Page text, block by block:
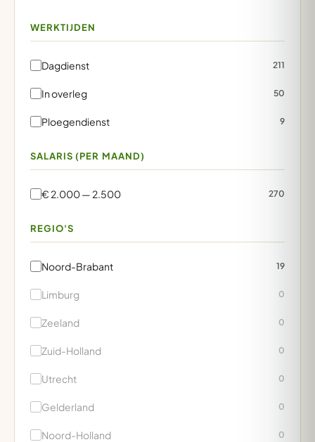
WERKTIJDEN
Dagdienst 211
In overleg 50
Ploegendienst 9
SALARIS (PER MAAND)
€ 2.000 — 2.500 270
REGIO'S
Noord-Brabant 19
Limburg 0
Zeeland 0
Zuid-Holland 0
Utrecht 0
Gelderland 0
Noord-Holland 0